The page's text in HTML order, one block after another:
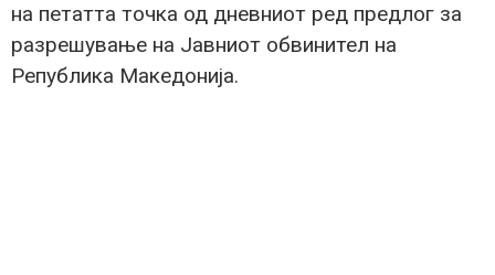
на петатта точка од дневниот ред предлог за
разрешување на Јавниот обвинител на
Република Македонија.